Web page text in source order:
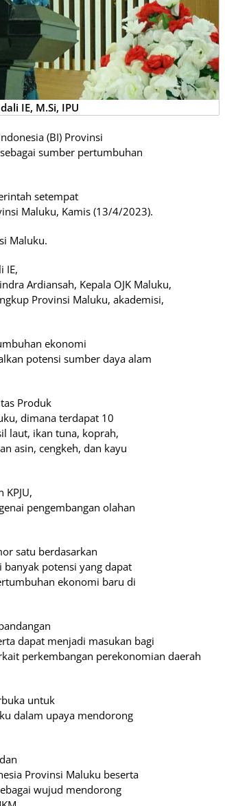
IE, M.Si, IPU
(BI) Provinsi
sumber pertumbuhan
setempat
Maluku, Kamis (13/4/2023).
Maluku.
IE,
Ardiansah, Kepala OJK Maluku,
Provinsi Maluku, akademisi,
ekonomi
potensi sumber daya alam
Produk
dimana terdapat 10
laut, ikan tuna, koprah,
asin, cengkeh, dan kayu
pengembangan olahan
satu berdasarkan
potensi yang dapat
ekonomi baru di
dapat menjadi masukan bagi
perkembangan perekonomian daerah
untuk
dalam upaya mendorong
Provinsi Maluku beserta
wujud mendorong